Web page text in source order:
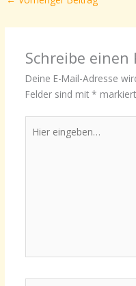
Schreibe
Deine E-Mail-Adresse
Felder sind mit * markiert
eingeben…